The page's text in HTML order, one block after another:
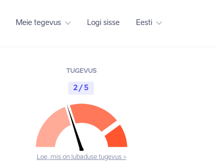
Meie tegevus Logi sisse Eesti
TUGEVUS
2 / 5
Loe, mis on lubaduse tugevus >